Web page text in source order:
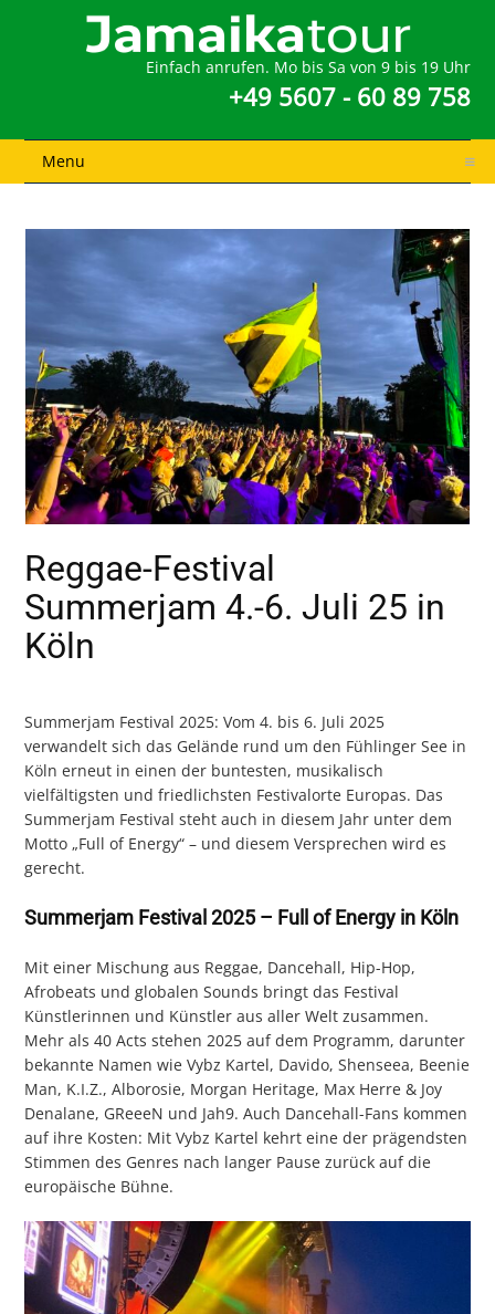
Einfach anrufen. Mo bis Sa von 9 bis 19 Uhr
+49 5607 - 60 89 758
Menu
Reggae-Festival
Summerjam 4.-6. Juli 25 in
Köln
Summerjam Festival 2025: Vom 4. bis 6. Juli 2025
verwandelt sich das Gelände rund um den Fühlinger See in
Köln erneut in einen der buntesten, musikalisch
vielfältigsten und friedlichsten Festivalorte Europas. Das
Summerjam Festival steht auch in diesem Jahr unter dem
Motto „Full of Energy“ – und diesem Versprechen wird es
gerecht.
Summerjam Festival 2025 – Full of Energy in Köln
Mit einer Mischung aus Reggae, Dancehall, Hip-Hop,
Afrobeats und globalen Sounds bringt das Festival
Künstlerinnen und Künstler aus aller Welt zusammen.
Mehr als 40 Acts stehen 2025 auf dem Programm, darunter
bekannte Namen wie Vybz Kartel, Davido, Shenseea, Beenie
Man, K.I.Z., Alborosie, Morgan Heritage, Max Herre & Joy
Denalane, GReeeN und Jah9. Auch Dancehall-Fans kommen
auf ihre Kosten: Mit Vybz Kartel kehrt eine der prägendsten
Stimmen des Genres nach langer Pause zurück auf die
europäische Bühne.